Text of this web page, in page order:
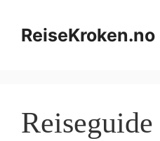
innholdReiseKroken.no